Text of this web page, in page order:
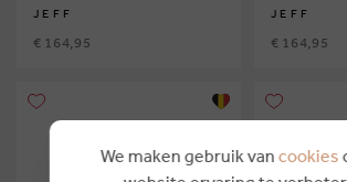
JEFF
€ 164,95
JEFF
€ 164,95
We maken gebruik van cookies